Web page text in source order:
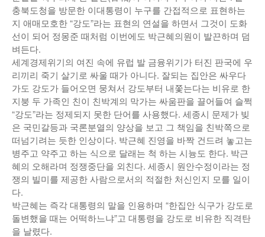
골프
충북도청을 방문한 이대통령이 누구를 간접적으로 표현하는
지 애매모호한 “강도”라는 표현의 연설을 하면서 그것이 도화
선이 되어 정몽준 때처럼 이번에도 박근혜의원이 발끈하며 덤
벼든다.
세계경제위기의 여진 속에 유럽 발 금융위기가 터진 판국에 우
리끼리 죽기 살기로 싸울 때가 아니다. 잘되는 집안은 싸우다
가도 강도가 들어오면 뭉쳐서 강도부터 내쫓는다는 비유로 한
지붕 두 가족인 친이 친박계의 막가는 싸움판을 끌어들여 슬쩍
“강도”라는 정제되지 못한 단어를 사용했다. 세종시 문제가 빚
은 국민갈등과 국론분열의 양상을 보고 그 책임을 친박쪽으로
떠넘기려는 듯한 인상이다. 박근혜 진영을 바짝 건드려 놓고는
병주고 약주고 하는 식으로 달래는 척 하는 시늉도 한다. 박근
혜의 오해라며 정쟁중단을 외친다. 세종시 원안수정이라는 정
쟁의 빌미를 제공한 사람으로서의 적절한 처신인지 모를 일이
다.
박근혜는 즉각 대통령의 말을 인용하며 “한집안 식구가 강도로
돌변했을 때는 어떡하느냐”고 대통령을 강도로 비유한 직격탄
을 날렸다.